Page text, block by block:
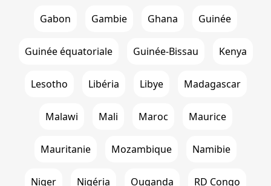
Gabon Gambie Ghana Guinée
Guinée équatoriale Guinée-Bissau Kenya
Lesotho Libéria Libye Madagascar
Malawi Mali Maroc Maurice
Mauritanie Mozambique Namibie
Niger Nigéria Ouganda RD Congo